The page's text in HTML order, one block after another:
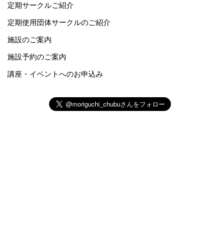
定期サークルご紹介
定期使用団体サークルのご紹介
施設のご案内
施設予約のご案内
講座・イベントへのお申込み